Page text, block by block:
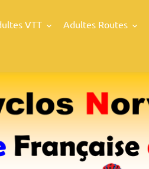
VTT Adultes Routes